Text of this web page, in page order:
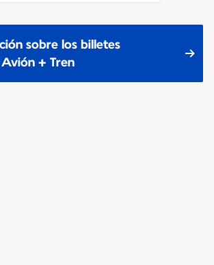
sobre los billetes
+ Tren